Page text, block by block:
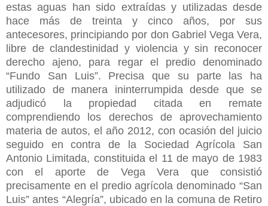
estas aguas han sido extraídas y utilizadas desde
hace más de treinta y cinco años, por sus
antecesores, principiando por don Gabriel Vega Vera,
libre de clandestinidad y violencia y sin reconocer
derecho ajeno, para regar el predio denominado
“Fundo San Luis”. Precisa que su parte las ha
utilizado de manera ininterrumpida desde que se
adjudicó la propiedad citada en remate
comprendiendo los derechos de aprovechamiento
materia de autos, el año 2012, con ocasión del juicio
seguido en contra de la Sociedad Agrícola San
Antonio Limitada, constituida el 11 de mayo de 1983
con el aporte de Vega Vera que consistió
precisamente en el predio agrícola denominado “San
Luis” antes “Alegría”, ubicado en la comuna de Retiro